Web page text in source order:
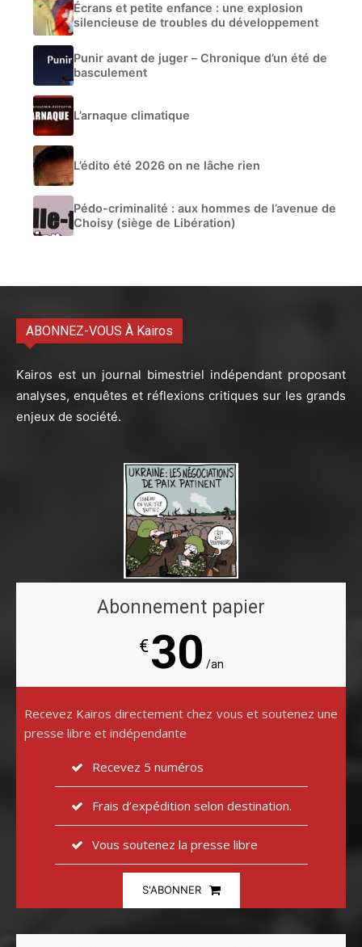
Écrans et petite enfance : une explosion
silencieuse de troubles du développement
Punir avant de juger – Chronique d’un été de
basculement
L’arnaque climatique
L’édito été 2026 on ne lâche rien
Pédo-criminalité : aux hommes de l’avenue de
Choisy (siège de Libération)
ABONNEZ-VOUS À Kairos
Kairos est un journal bimestriel indépendant proposant
analyses, enquêtes et réflexions critiques sur les grands
enjeux de société.
Abonnement papier
€30 /an
Recevez Kairos directement chez vous et soutenez une
presse libre et indépendante
Recevez 5 numéros
Frais d’expédition selon destination.
Vous soutenez la presse libre
S'ABONNER